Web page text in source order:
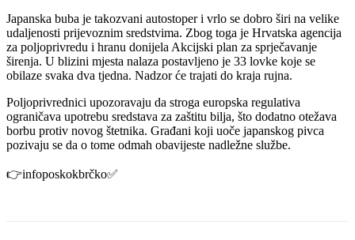
Japanska buba je takozvani autostoper i vrlo se dobro širi na velike
udaljenosti prijevoznim sredstvima. Zbog toga je Hrvatska agencija
za poljoprivredu i hranu donijela Akcijski plan za sprječavanje
širenja. U blizini mjesta nalaza postavljeno je 33 lovke koje se
obilaze svaka dva tjedna. Nadzor će trajati do kraja rujna.
Poljoprivrednici upozoravaju da stroga europska regulativa
ograničava upotrebu sredstava za zaštitu bilja, što dodatno otežava
borbu protiv novog štetnika. Građani koji uoče japanskog pivca
pozivaju se da o tome odmah obavijeste nadležne službe.
👉infoposkokbrčko✅️